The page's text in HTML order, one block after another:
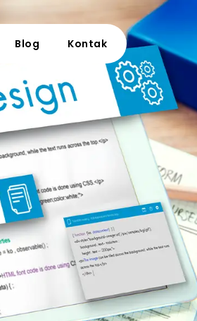
Blog Kontak